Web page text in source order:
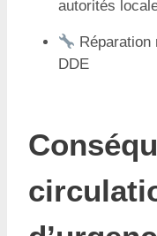
autorités
DDE